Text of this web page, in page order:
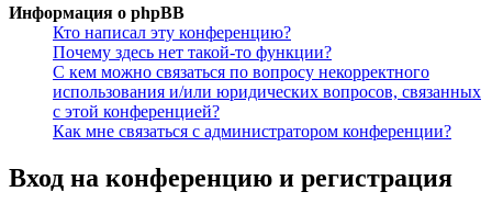
Информация о phpBB
Кто написал эту конференцию?
Почему здесь нет такой-то функции?
С кем можно связаться по вопросу некорректного
использования и/или юридических вопросов, связанных
с этой конференцией?
Как мне связаться с администратором конференции?
Вход на конференцию и регистрация